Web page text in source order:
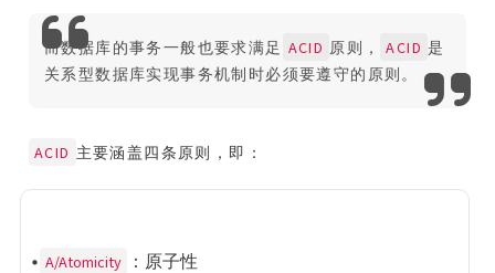
而数据库的事务一般也要求满足 ACID 原则， ACID 是
关系型数据库实现事务机制时必须要遵守的原则。
ACID 主要涵盖四条原则，即：
• A/Atomicity ：原子性